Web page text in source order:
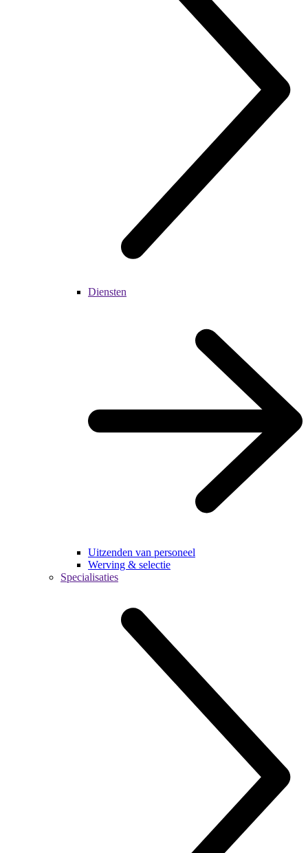
Diensten
Uitzenden van personeel
Werving & selectie
Specialisaties